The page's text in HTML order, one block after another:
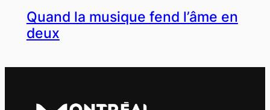
Quand la musique fend l’âme en
deux